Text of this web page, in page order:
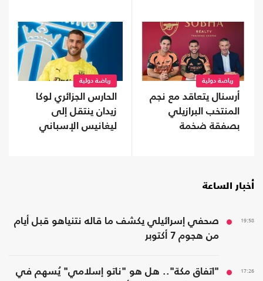
رياضة دولية
أرسنال يتعاقد مع نجم
المنتخب البرازيلي
بصفقة ضخمة
رياضة دولية
الحارس الجزائري لوكا
زيدان ينتقل إلى
ليغانيس الإسباني
أخبار الساعة
19:58
صحفي إسرائيلي يكشف ما قاله نتنياهو قبل أيام
من هجوم 7 أكتوبر
17:26
"اتفاق مكة".. هل هو "ناتو إسلامي" يُسهم في